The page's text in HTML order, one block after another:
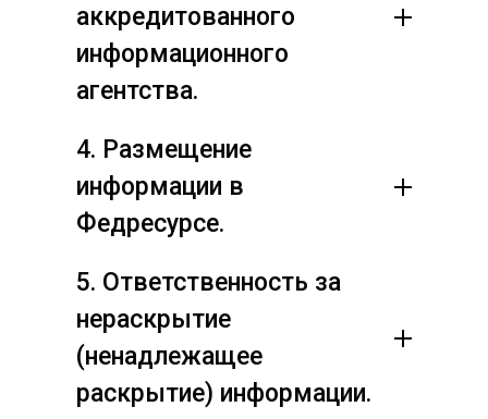
аккредитованного
информационного
агентства.
4. Размещение
информации в
Федресурсе.
5. Ответственность за
нераскрытие
(ненадлежащее
раскрытие) информации.